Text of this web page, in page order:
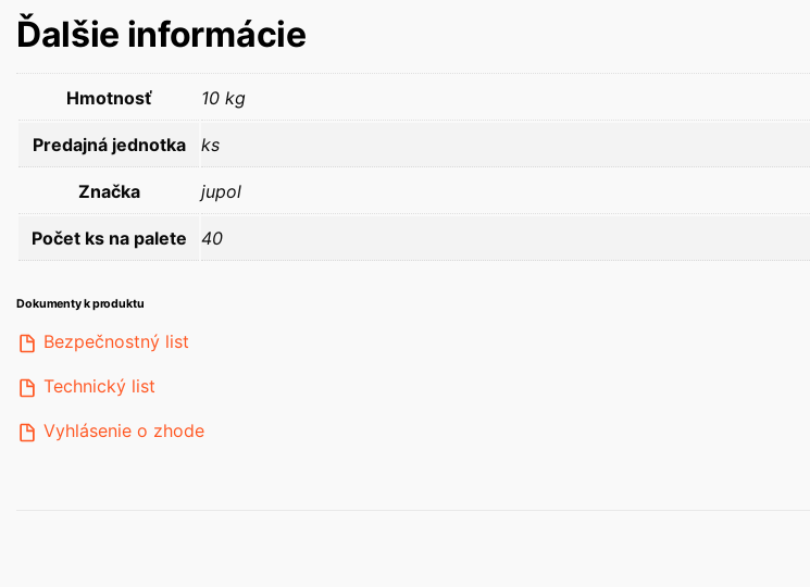
Ďalšie informácie
Hmotnosť 10 kg
Predajná jednotka ks
Značka jupol
Počet ks na palete 40
Dokumenty k produktu
Bezpečnostný list
Technický list
Vyhlásenie o zhode